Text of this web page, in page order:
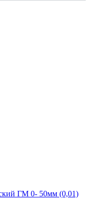
ГМ 0- 50мм (0,01)